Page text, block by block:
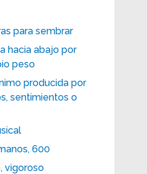
para sembrar
hacia abajo por
peso
producida por
sentimientos o
600
vigoroso